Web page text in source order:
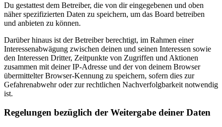
Du gestattest dem Betreiber, die von dir eingegebenen und oben
näher spezifizierten Daten zu speichern, um das Board betreiben
und anbieten zu können.
Darüber hinaus ist der Betreiber berechtigt, im Rahmen einer
Interessenabwägung zwischen deinen und seinen Interessen sowie
den Interessen Dritter, Zeitpunkte von Zugriffen und Aktionen
zusammen mit deiner IP-Adresse und der von deinem Browser
übermittelter Browser-Kennung zu speichern, sofern dies zur
Gefahrenabwehr oder zur rechtlichen Nachverfolgbarkeit notwendig
ist.
Regelungen bezüglich der Weitergabe deiner Daten